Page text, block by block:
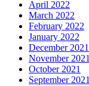
April 2022
March 2022
February 2022
January 2022
December 2021
November 2021
October 2021
September 2021